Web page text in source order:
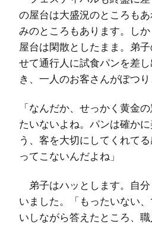
の屋台は大盛況のところも
みのところもあります。し
屋台は閑散としたまま。弟
せて通行人に試食パンを差
き、一人のお客さんがぽつり
「なんだか、せっかく黄金
たいないよね。パンは確か
う、客を大切にしてくれて
ってこないんだよね」
弟子はハッとします。自
いました。「もったいない
いしながら答えたところ、職